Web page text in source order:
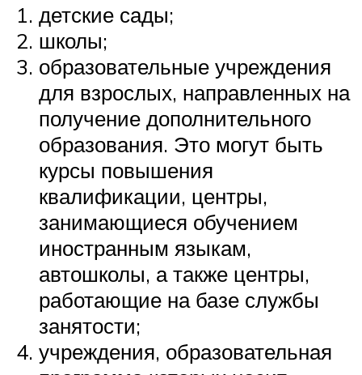
детские сады;
школы;
образовательные учреждения
для взрослых, направленных на
получение дополнительного
образования. Это могут быть
курсы повышения
квалификации, центры,
занимающиеся обучением
иностранным языкам,
автошколы, а также центры,
работающие на базе службы
занятости;
учреждения, образовательная